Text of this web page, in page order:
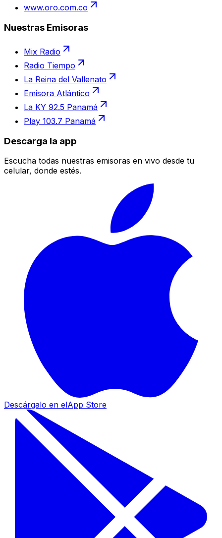
www.oro.com.co
Nuestras Emisoras
Mix Radio
Radio Tiempo
La Reina del Vallenato
Emisora Atlántico
La KY 92.5 Panamá
Play 103.7 Panamá
Descarga la app
Escucha todas nuestras emisoras en vivo desde tu
celular, donde estés.
Descárgalo en elApp Store